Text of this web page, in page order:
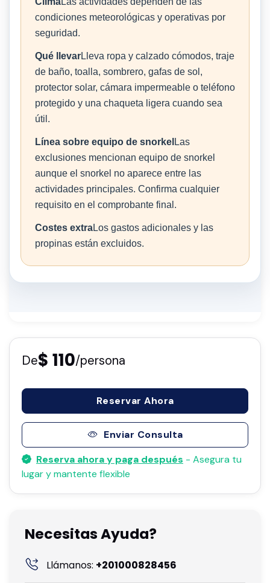
condiciones meteorológicas y operativas por
seguridad.
Qué llevarLleva ropa y calzado cómodos, traje
de baño, toalla, sombrero, gafas de sol,
protector solar, cámara impermeable o teléfono
protegido y una chaqueta ligera cuando sea
útil.
Línea sobre equipo de snorkel Las
exclusiones mencionan equipo de snorkel
aunque el snorkel no aparece entre las
actividades principales. Confirma cualquier
requisito en el comprobante final.
Costes extraLos gastos adicionales y las
propinas están excluidos.
De$ 110/persona
Reservar Ahora
Enviar Consulta
Reserva ahora y paga después - Asegura tu
lugar y mantente flexible
Necesitas Ayuda?
Llámanos: +201000828456